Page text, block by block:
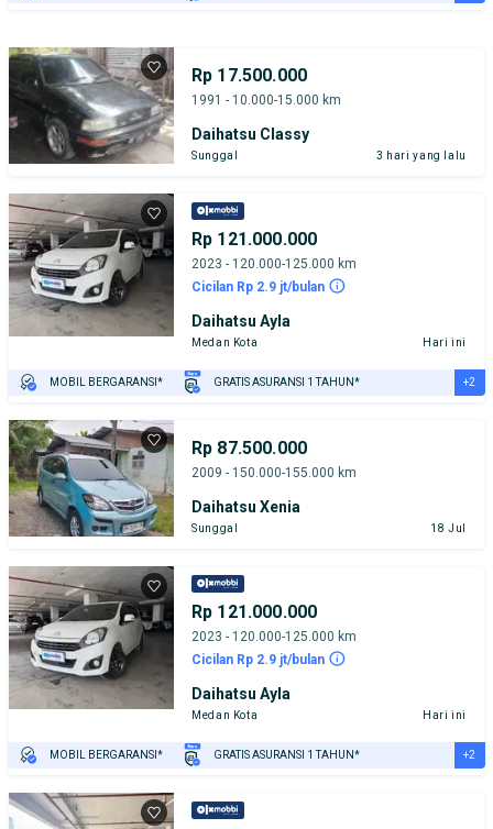
Rp 17.500.000
1991 - 10.000-15.000 km
Daihatsu Classy
Sunggal 3 hari yang lalu
Rp 121.000.000
2023 - 120.000-125.000 km
Cicilan Rp 2.9 jt/bulan
Daihatsu Ayla
Medan Kota Hari ini
MOBIL BERGARANSI* GRATIS ASURANSI 1 TAHUN* +2
Rp 87.500.000
2009 - 150.000-155.000 km
Daihatsu Xenia
Sunggal 18 Jul
Rp 121.000.000
2023 - 120.000-125.000 km
Cicilan Rp 2.9 jt/bulan
Daihatsu Ayla
Medan Kota Hari ini
MOBIL BERGARANSI* GRATIS ASURANSI 1 TAHUN* +2